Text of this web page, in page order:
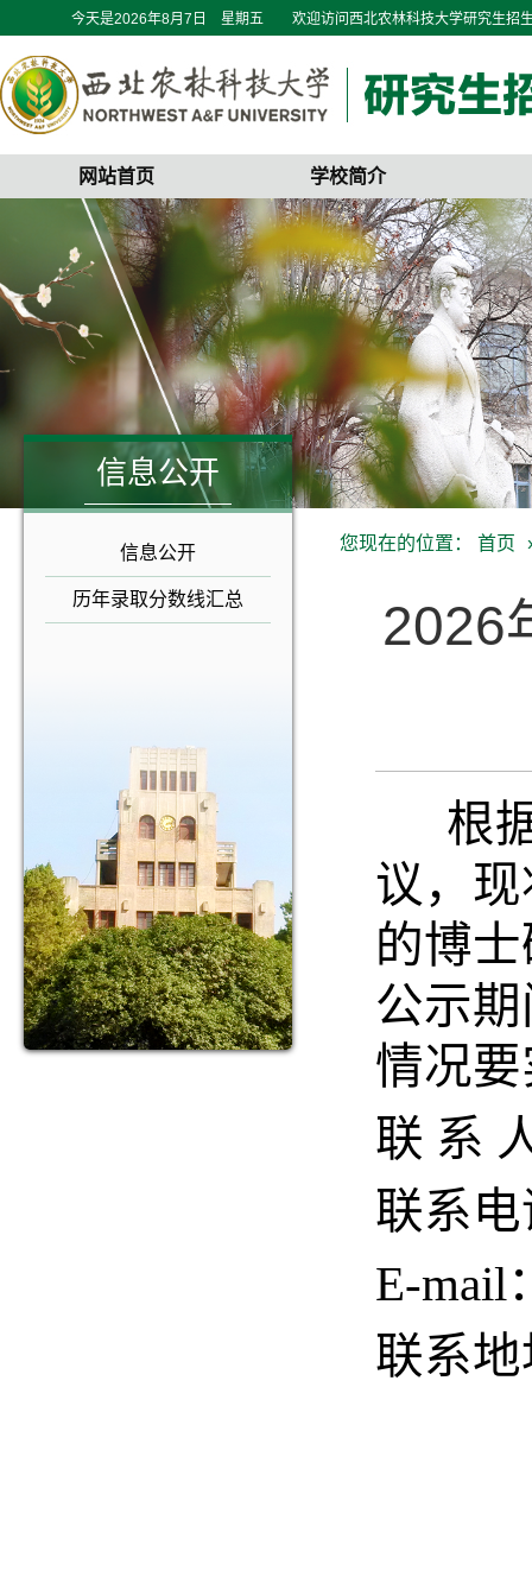
今天是2026年8月7日 星期五 欢迎访问西北农林科技大学研究生招
网站首页 学校简介
信息公开
信息公开
历年录取分数线汇总
您现在的位置： 首页
2026
根据
议，
的博
公示
情况
联 系
联系电
E-mail
联系